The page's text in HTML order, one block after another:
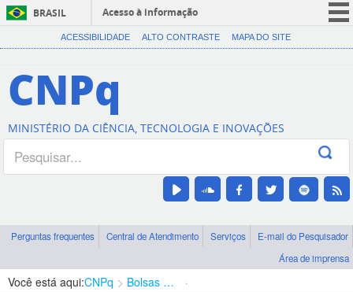
BRASIL
Acesso à informação
CORONAVÍRUS (COVID-19)
Canais
ACESSIBILIDADE ALTO CONTRASTE MAPA DO SITE
CNPq
MINISTÉRIO DA CIÊNCIA, TECNOLOGIA E INOVAÇÕES
Perguntas frequentes Central de Atendimento Serviços
E-mail do Pesquisador
Área de imprensa
Você está aqui:CNPq Bolsas e Auxílios Vigentes